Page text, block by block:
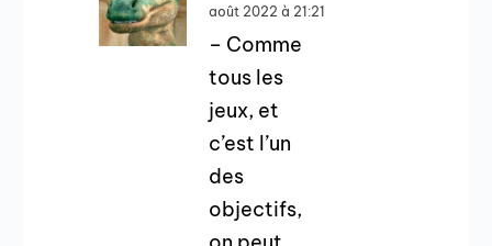
août 2022 à 21:21
– Comme
tous les
jeux, et
c’est l’un
des
objectifs,